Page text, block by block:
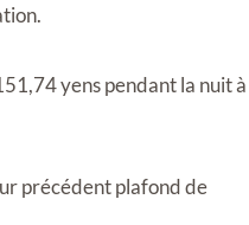
yens pendant la nuit à
précédent plafond de